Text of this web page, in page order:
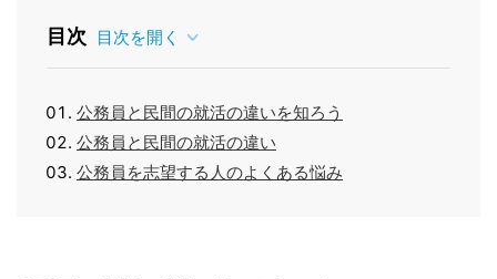
目次 目次を開く
公務員と民間の就活の違いを知ろう
公務員と民間の就活の違い
公務員を志望する人のよくある悩み